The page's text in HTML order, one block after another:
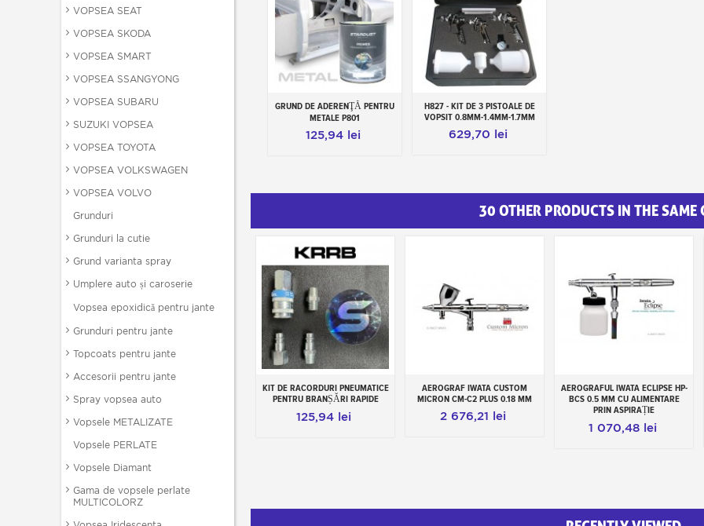
VOPSEA SEAT
VOPSEA SKODA
VOPSEA SMART
VOPSEA SSANGYONG
VOPSEA SUBARU
SUZUKI VOPSEA
VOPSEA TOYOTA
VOPSEA VOLKSWAGEN
VOPSEA VOLVO
Grunduri
Grunduri la cutie
Grund varianta spray
Umplere auto și caroserie
Vopsea epoxidică pentru jante
Grunduri pentru jante
Topcoats pentru jante
Accesorii pentru jante
Spray vopsea auto
Vopsele METALIZATE
Vopsele PERLATE
Vopsele Diamant
Gama de vopsele perlate
MULTICOLORZ
Adauga in cos
GRUND DE ADERENŢĂ PENTRU
METALE P801
125,94 lei
Adauga in cos
H827 - KIT DE 3 PISTOALE DE
VOPSIT 0.8MM-1.4MM-1.7MM
629,70 lei
30 OTHER PRODUCTS IN THE SAME
Add to cart
KIT DE RACORDURI PNEUMATICE
PENTRU BRANȘĂRI RAPIDE
125,94 lei
Add to cart
AEROGRAF IWATA CUSTOM
MICRON CM-C2 PLUS 0.18 MM
2 676,21 lei
Add to cart
AEROGRAFUL IWATA ECLIPSE HP-
BCS 0.5 MM CU ALIMENTARE
PRIN ASPIRAȚIE
1 070,48 lei